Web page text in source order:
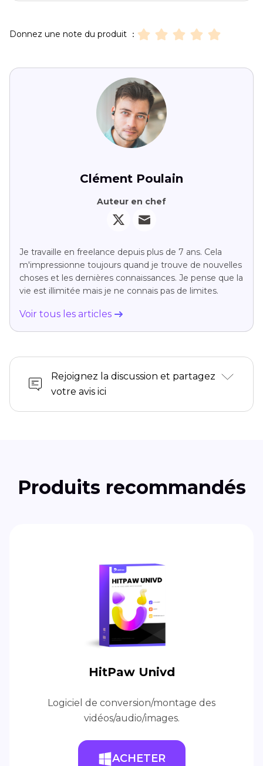
Donnez une note du produit ：
Clément Poulain
Auteur en chef
Je travaille en freelance depuis plus de 7 ans. Cela
m'impressionne toujours quand je trouve de nouvelles
choses et les dernières connaissances. Je pense que la
vie est illimitée mais je ne connais pas de limites.
Voir tous les articles
Rejoignez la discussion et partagez
votre avis ici
Produits recommandés
HitPaw Univd
Logiciel de conversion/montage des
vidéos/audio/images.
ACHETER